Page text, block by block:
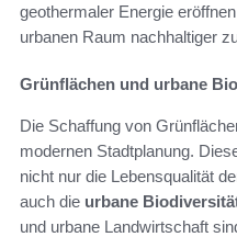
geothermaler Energie
urbanen Raum nachhaltiger
Grünflächen und urbane
Die Schaffung von
modernen Stadtplanung.
nicht nur die Lebensqualität
auch die urbane
und urbane Landwirtschaft